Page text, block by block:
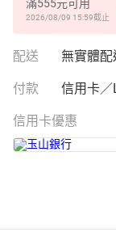
滿555元可用
2026/08/09 15:59截止
配送 無實體配
付款 信用卡／
信用卡優惠